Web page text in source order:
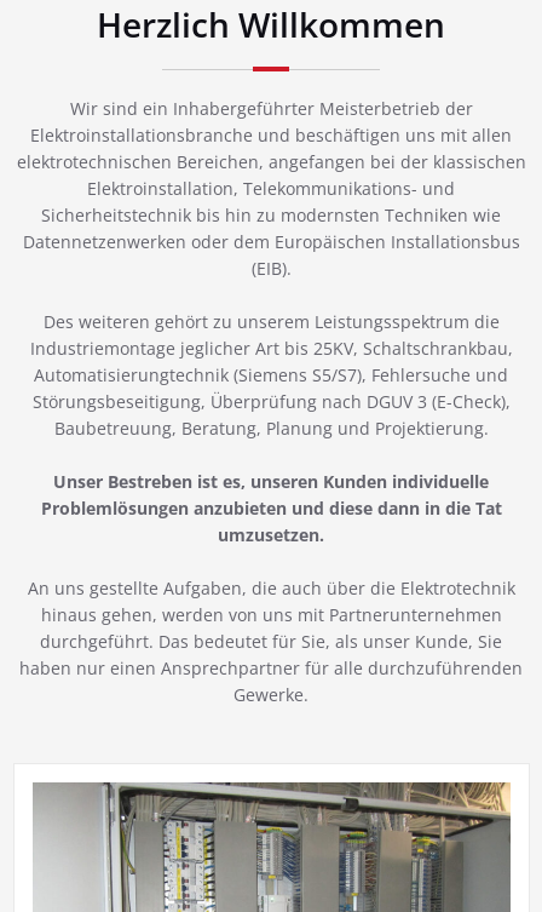
Herzlich Willkommen
Wir sind ein Inhabergeführter Meisterbetrieb der
Elektroinstallationsbranche und beschäftigen uns mit allen
elektrotechnischen Bereichen, angefangen bei der klassischen
Elektroinstallation, Telekommunikations- und
Sicherheitstechnik bis hin zu modernsten Techniken wie
Datennetzenwerken oder dem Europäischen Installationsbus
(EIB).
Des weiteren gehört zu unserem Leistungsspektrum die
Industriemontage jeglicher Art bis 25KV, Schaltschrankbau,
Automatisierungtechnik (Siemens S5/S7), Fehlersuche und
Störungsbeseitigung, Überprüfung nach DGUV 3 (E-Check),
Baubetreuung, Beratung, Planung und Projektierung.
Unser Bestreben ist es, unseren Kunden individuelle
Problemlösungen anzubieten und diese dann in die Tat
umzusetzen.
An uns gestellte Aufgaben, die auch über die Elektrotechnik
hinaus gehen, werden von uns mit Partnerunternehmen
durchgeführt. Das bedeutet für Sie, als unser Kunde, Sie
haben nur einen Ansprechpartner für alle durchzuführenden
Gewerke.